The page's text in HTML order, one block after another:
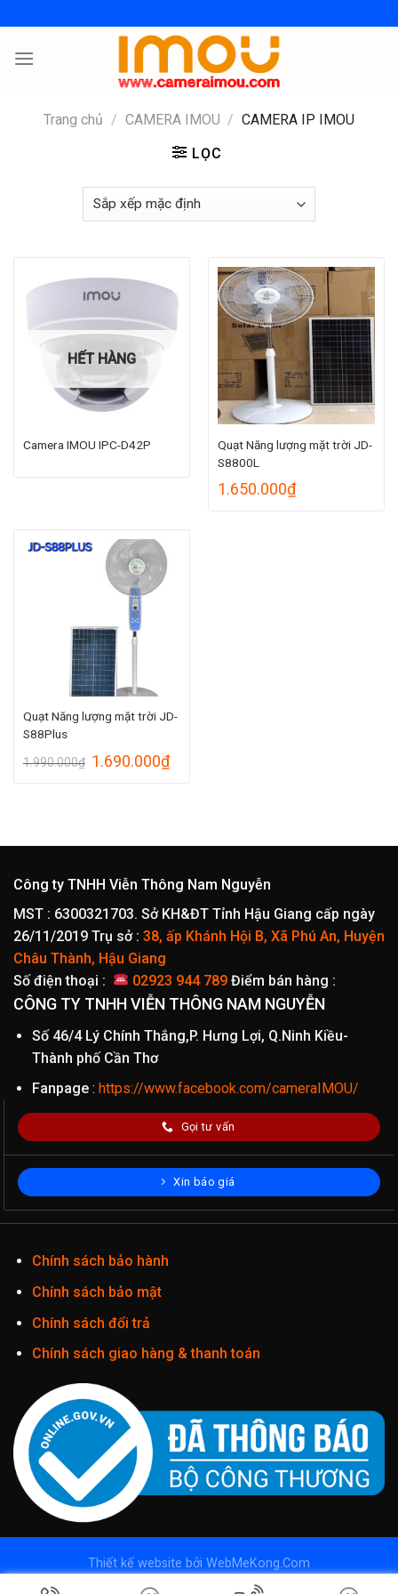
to
content
Trang chủ / CAMERA IMOU / CAMERA IP IMOU
LỌC
HẾT HÀNG
Camera IMOU IPC-D42P
Quạt Năng lượng mặt trời JD-
S8800L
1.650.000₫
Quạt Năng lượng mặt trời JD-
S88Plus
1.990.000₫ Giá
1.690.000₫Giá
hiện
Công ty TNHH Viễn Thông Nam Nguyễn
MST : 6300321703. Sở KH&ĐT Tỉnh Hậu Giang cấp ngày
26/11/2019 Trụ sở : 38, ấp Khánh Hội B, Xã Phú An, Huyện
Châu Thành, Hậu Giang
Số điện thoại :
02923 944 789 Điểm bán hàng :
CÔNG TY TNHH VIỄN THÔNG NAM NGUYỄN
Số 46/4 Lý Chính Thắng,P. Hưng Lợi, Q.Ninh Kiều-
Thành phố Cần Thơ
Fanpage: https://www.facebook.com/cameraIMOU/
Gọi tư vấn
Xin báo giá
Chính sách bảo hành
Chính sách bảo mật
Chính sách đổi trả
Chính sách giao hàng & thanh toán
Thiết kế website bởi WebMeKong.Com
Copyright 2026 ©
Camera Imou - Camera wifi Imou | Phân phối